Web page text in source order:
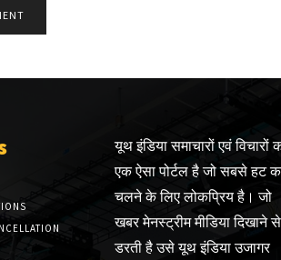
यूथ इंडिया समाचारों एवं विचारों
एक ऐसा पोर्टल है जो सबसे हट
चलने के लिए लोकप्रिय है। जो
खबर मेनस्ट्रीम मीडिया दिखाने से
डरती है उसे यूथ इंडिया उजागर